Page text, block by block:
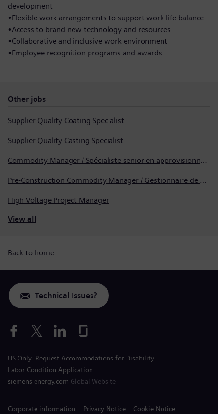
development
•Flexible work arrangements to support work-life balance
•Access to brand new technology and resources
•Collaborative and inclusive work environment
•Employee recognition programs and awards
Other jobs
Supplier Quality Coating Specialist
Supplier Quality Casting Specialist
Commodity Manager / Spécialiste senior en approvisionnement
Pre-Construction Commodity Manager / Gestionnaire de produits avant la construction
High Voltage Project Manager
View all
Back to home
Technical Issues?
US Only: Request Accommodations for Disability
Labor Condition Application
siemens-energy.com Global Website
Corporate information Privacy Notice Cookie Notice